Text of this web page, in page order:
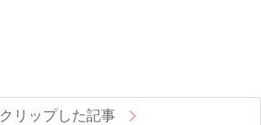
クリップした記事